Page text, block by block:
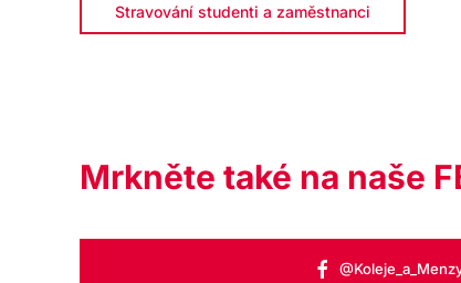
Stravování studenti a zaměstnanci
Mrkněte také na naše